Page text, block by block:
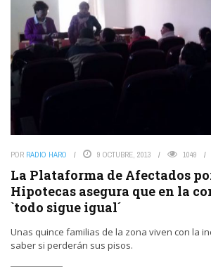
POR RADIO HARO 9 OCTUBRE, 2013 1049
La Plataforma de Afectados
Hipotecas asegura que en la
`todo sigue igual´
Unas quince familias de la zona viven con la
saber si perderán sus pisos.